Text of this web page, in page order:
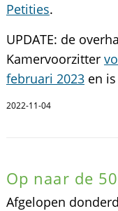
Petities.
UPDATE: de
Kamervoorzitter
februari 2023en is
2022-11-04
Op naar de
Afgelopen